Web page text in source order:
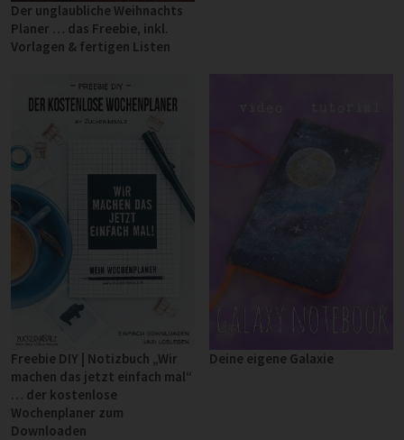
Der unglaubliche Weihnachts
Planer … das Freebie, inkl.
Vorlagen & fertigen Listen
Freebie DIY | Notizbuch „Wir
machen das jetzt einfach mal“
… der kostenlose
Wochenplaner zum
Downloaden
Deine eigene Galaxie